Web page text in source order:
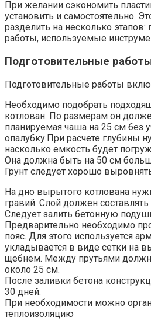
При желании сэкономить
установить и самостоятельно.
разделить на несколько этапов:
работы, используемые
Подготовительные
Подготовительные работы
Необходимо подобрать
котлован. По размерам он
планируемая чаша на 25 см без
опалубку.При расчете глубины
насколько емкость будет
Она должна быть на 50 см
Грунт следует хорошо
На дно вырытого котлована
гравий. Слой должен
Следует залить бетонную
Предварительно необходимо
пояс. Для этого используется
укладывается в виде сетки на
щебнем. Между прутьями
около 25 см.
После заливки бетона
30 дней.
При необходимости можно
теплоизоляцию